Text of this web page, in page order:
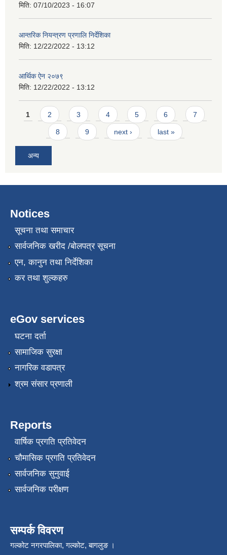
मिति: 07/10/2023 - 16:07
आन्तरिक नियन्त्रण प्रणालि निर्देशिका
मिति: 12/22/2022 - 13:12
आर्थिक ऐन २०७९
मिति: 12/22/2022 - 13:12
Pages
1 2 3 4 5 6 7
8 9 next › last »
अन्य
Notices
सूचना तथा समाचार
सार्वजनिक खरीद /बोलपत्र सूचना
एन, कानुन तथा निर्देशिका
कर तथा शुल्कहरु
eGov services
घटना दर्ता
सामाजिक सुरक्षा
नागरिक वडापत्र
श्रम संसार प्रणाली
Reports
वार्षिक प्रगति प्रतिवेदन
चौमासिक प्रगति प्रतिवेदन
सार्वजनिक सुनुवाई
सार्वजनिक परीक्षण
सम्पर्क विवरण
गल्कोट नगरपालिका, गल्कोट, बागलुङ ।